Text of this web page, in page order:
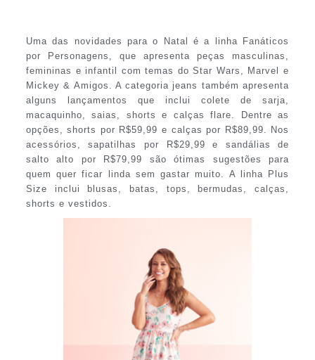
Uma das novidades para o Natal é a linha Fanáticos
por Personagens, que apresenta peças masculinas,
femininas e infantil com temas do Star Wars, Marvel e
Mickey & Amigos. A categoria jeans também apresenta
alguns lançamentos que inclui colete de sarja,
macaquinho, saias, shorts e calças flare. Dentre as
opções, shorts por R$59,99 e calças por R$89,99. Nos
acessórios, sapatilhas por R$29,99 e sandálias de
salto alto por R$79,99 são ótimas sugestões para
quem quer ficar linda sem gastar muito. A linha Plus
Size inclui blusas, batas, tops, bermudas, calças,
shorts e vestidos.